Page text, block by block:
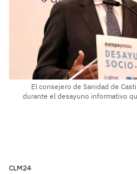
El consejero de Sanidad de
durante el desayuno informativo
CLM24